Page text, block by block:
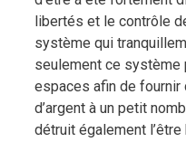
libertés et le contrôle
système qui
seulement ce système
espaces afin de
d’argent à un petit
détruit également